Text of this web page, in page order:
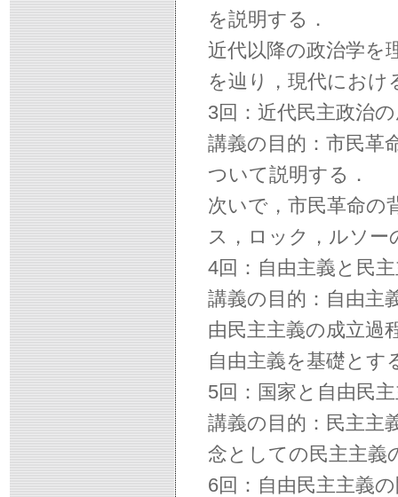
を説明する．
近代以降の政治学を
を辿り，現代におけ
3回：近代民主政治
講義の目的：市民革
ついて説明する．
次いで，市民革命の
ス，ロック，ルソー
4回：自由主義と民
講義の目的：自由主
由民主主義の成立過
自由主義を基礎とす
5回：国家と自由民
講義の目的：民主主
念としての民主主義
6回：自由民主主義